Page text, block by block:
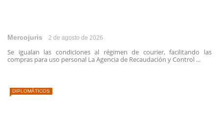
Mercojuris 2 de agosto de 2026
Se igualan las condiciones al régimen de courier, facilitando las
compras para uso personal La Agencia de Recaudación y Control ...
DIPLOMÁTICOS